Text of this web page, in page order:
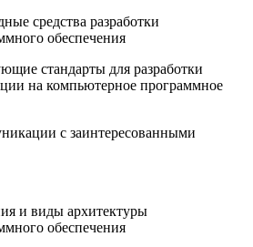
средства разработки
обеспечения
стандарты для разработки
на компьютерное программное
с заинтересованными
и виды архитектуры
обеспечения